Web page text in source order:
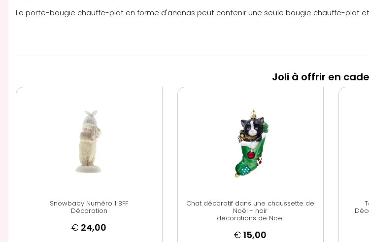
Le porte-bougie chauffe-plat en forme d'ananas peut contenir une seule bougie chauffe-plat
Joli à offrir en
Snowbaby Numéro 1 BFF
Décoration
€ 24,00
Chat décoratif dans une chaussette de
Noël - noir
décorations de Noël
€ 15,00